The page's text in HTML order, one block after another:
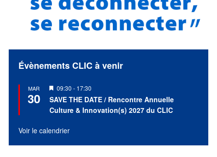
Évènements CLIC à venir
MAR
30
Mis
en
avant
09:30 - 17:30
SAVE THE DATE / Rencontre Annuelle
Culture & Innovation(s) 2027 du CLIC
Voir le calendrier